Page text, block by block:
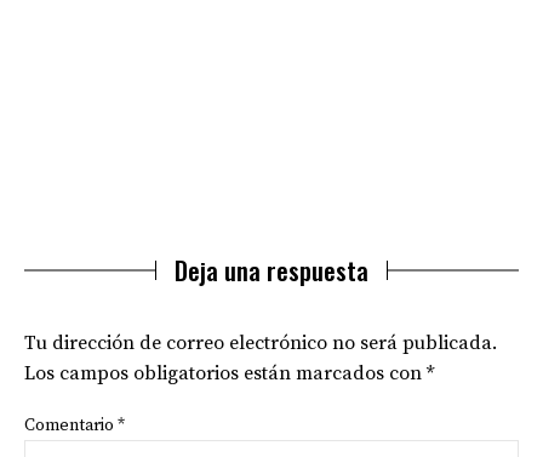
Deja una respuesta
Tu dirección de correo electrónico no será publicada.
Los campos obligatorios están marcados con *
Comentario *